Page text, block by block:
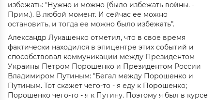
избежать: "Нужно и можно (было избежать войны. -
Прим.). В любой момент. И сейчас ее можно
остановить, и тогда ее можно было избежать".
Александр Лукашенко отметил, что в свое время
фактически находился в эпицентре этих событий и
способствовал коммуникации между Президентом
Украины Петром Порошенко и Президентом России
Владимиром Путиным: "Бегал между Порошенко и
Путиным. Тот скажет чего-то - я еду к Порошенко;
Порошенко чего-то - я к Путину. Поэтому я был в курсе